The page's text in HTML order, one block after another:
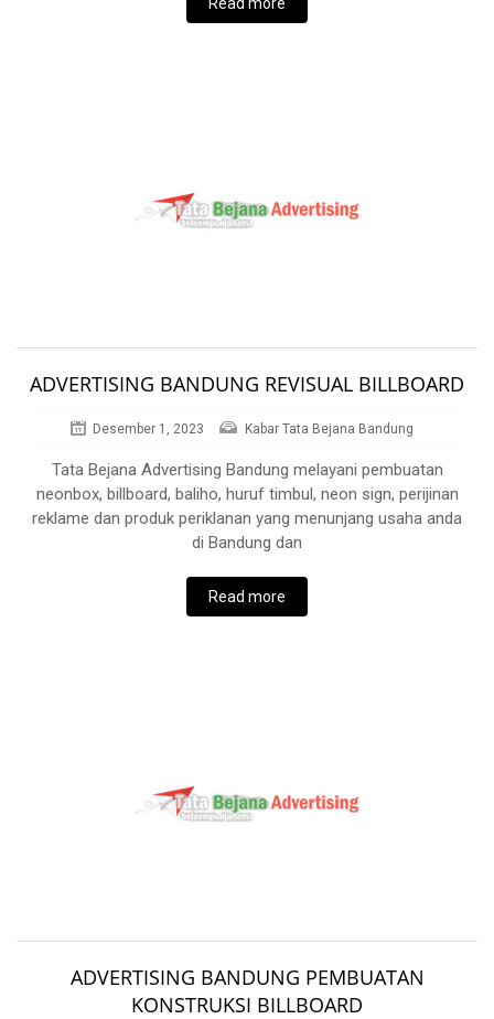
ADVERTISING BANDUNG REVISUAL BILLBOARD
Desember 1, 2023 Kabar Tata Bejana Bandung
Tata Bejana Advertising Bandung melayani pembuatan
neonbox, billboard, baliho, huruf timbul, neon sign, perijinan
reklame dan produk periklanan yang menunjang usaha anda
di Bandung dan
Read more
ADVERTISING BANDUNG PEMBUATAN
KONSTRUKSI BILLBOARD